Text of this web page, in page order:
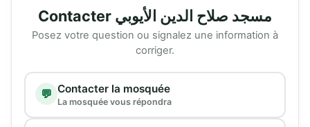
Contacter مسجد صلاح الدين الأيوبي
Posez votre question ou signalez une information à
corriger.
Type de demande
💬 Contacter la mosquée
La mosquée vous répondra